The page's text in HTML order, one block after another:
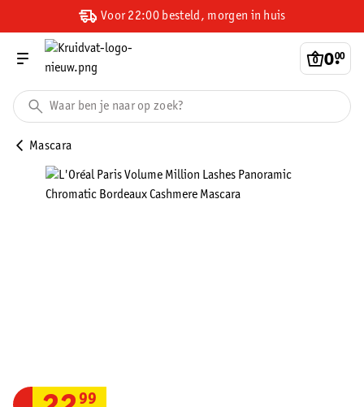
Voor 22:00 besteld, morgen in huis
0.
00
Mascara
99